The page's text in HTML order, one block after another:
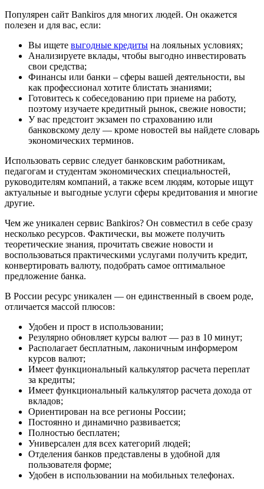
Популярен сайт Bankiros для многих людей. Он окажется
полезен и для вас, если:
Вы ищете выгодные кредиты на лояльных условиях;
Анализируете вклады, чтобы выгодно инвестировать
свои средства;
Финансы или банки – сферы вашей деятельности, вы
как профессионал хотите блистать знаниями;
Готовитесь к собеседованию при приеме на работу,
поэтому изучаете кредитный рынок, свежие новости;
У вас предстоит экзамен по страхованию или
банковскому делу — кроме новостей вы найдете словарь
экономических терминов.
Использовать сервис следует банковским работникам,
педагогам и студентам экономических специальностей,
руководителям компаний, а также всем людям, которые ищут
актуальные и выгодные услуги сферы кредитования и многие
другие.
Чем же уникален сервис Bankiros? Он совместил в себе сразу
несколько ресурсов. Фактически, вы можете получить
теоретические знания, прочитать свежие новости и
воспользоваться практическими услугами получить кредит,
конвертировать валюту, подобрать самое оптимальное
предложение банка.
В России ресурс уникален — он единственный в своем роде,
отличается массой плюсов:
Удобен и прост в использовании;
Резулярно обновляет курсы валют — раз в 10 минут;
Располагает бесплатным, лаконичным информером
курсов валют;
Имеет функциональный калькулятор расчета переплат
за кредиты;
Имеет функциональный калькулятор расчета дохода от
вкладов;
Ориентирован на все регионы России;
Постоянно и динамично развивается;
Полностью бесплатен;
Универсален для всех категорий людей;
Отделения банков представлены в удобной для
пользователя форме;
Удобен в использовании на мобильных телефонах.